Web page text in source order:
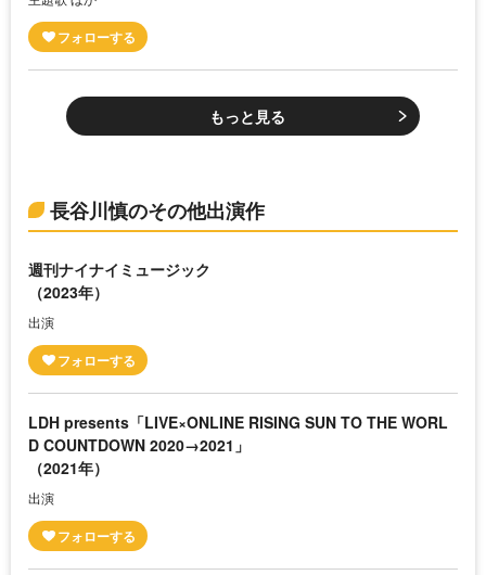
もっと見る
長谷川慎のその他出演作
週刊ナイナイミュージック
（2023年）
出演
LDH presents「LIVE×ONLINE RISING SUN TO THE WORL
D COUNTDOWN 2020→2021」
（2021年）
出演